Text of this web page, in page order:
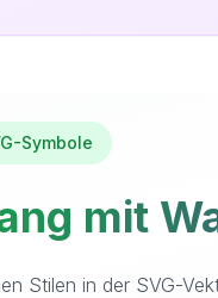
Symbole
mit
Stilen in der SVG-